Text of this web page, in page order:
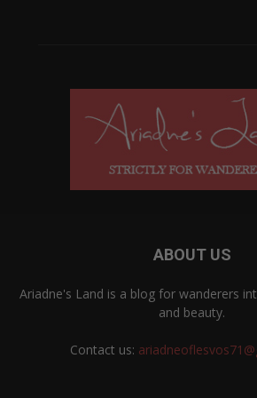
ABOUT US
Ariadne's Land is a blog for wanderers
and beauty.
Contact us: